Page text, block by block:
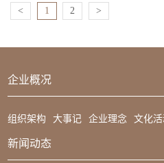
墙 铝合金遮阳格栅 古建筑钢结构托
< 1 2 >
企业概况
组织架构 大事记 企业理念 文化
新闻动态